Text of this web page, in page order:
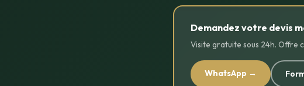
Demandez votre devis
Visite gratuite sous 24h. Offre
WhatsApp →